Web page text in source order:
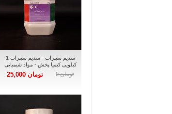
سدیم سیترات - سدیم سیترات 1
کیلویی کیمیا پخش - مواد شیمیایی
تومان 0 تومان 25,000